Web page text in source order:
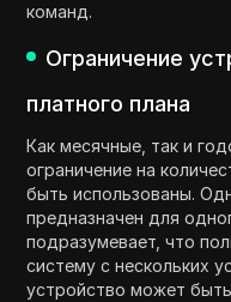
команд.
Ограничение
платного плана
Как месячные, так и
ограничение на
быть использованы.
предназначен для
подразумевает, что
систему с нескольких
устройство может